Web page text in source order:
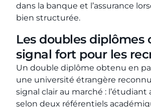
dans la banque et l’assurance
bien structurée.
Les doubles diplômes
signal fort pour les
Un double diplôme obtenu en
une université étrangère
signal clair au marché : l’étudiant
selon deux référentiels